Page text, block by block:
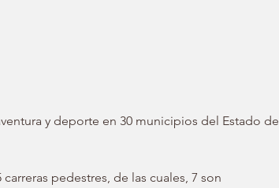
y deporte en 30 municipios del Estado de
pedestres, de las cuales, 7 son